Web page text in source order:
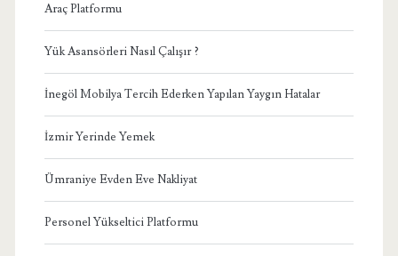
Araç Platformu
Yük Asansörleri Nasıl Çalışır ?
İnegöl Mobilya Tercih Ederken Yapılan Yaygın Hatalar
İzmir Yerinde Yemek
Ümraniye Evden Eve Nakliyat
Personel Yükseltici Platformu